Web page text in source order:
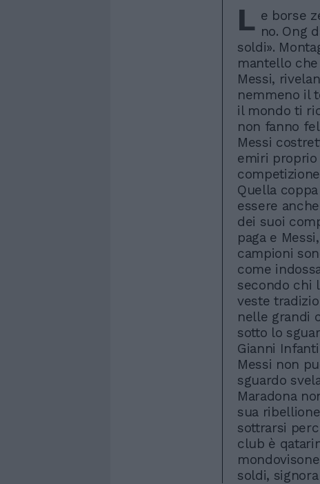
L e borse
no. Ong
soldi».
mantello
Messi,
nemmeno il
il mondo ti
non fanno
Messi
emiri
Quella
essere
dei suoi
paga e
campioni
come
secondo chi
veste
nelle grandi
sotto lo
Gianni
Messi non
sguardo
Maradona
sua
sottrarsi
club è
soldi,